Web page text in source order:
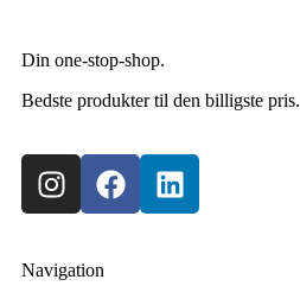
Din one-stop-shop.
Bedste produkter til den billigste pris.
Navigation